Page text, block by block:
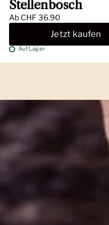
Stellenbosch
Ab CHF 36.90
Jetzt kaufen
Auf Lager